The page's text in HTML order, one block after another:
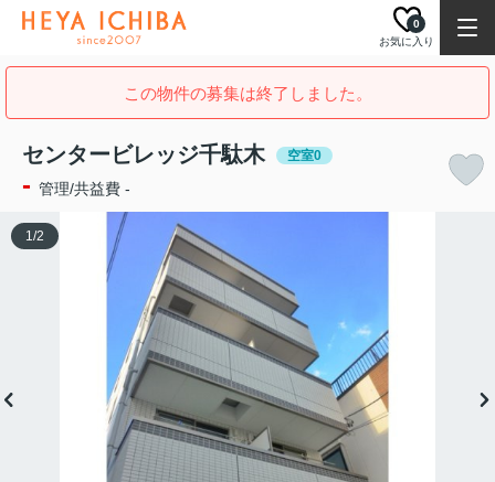
お気に入り
0
この物件の募集は終了しました。
センタービレッジ千駄木 空室0
- 管理/共益費 -
1/2